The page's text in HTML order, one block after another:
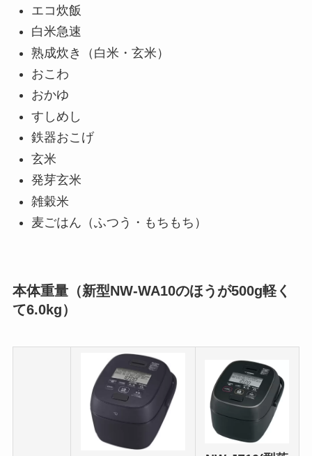
エコ炊飯
白米急速
熟成炊き（白米・玄米）
おこわ
おかゆ
すしめし
鉄器おこげ
玄米
発芽玄米
雑穀米
麦ごはん（ふつう・もちもち）
本体重量（新型NW-WA10のほうが500g軽く
て6.0kg）